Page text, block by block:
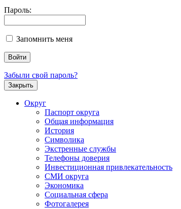
Пароль:
Запомнить меня
Забыли свой пароль?
Закрыть
Округ
Паспорт округа
Общая информация
История
Символика
Экстренные службы
Телефоны доверия
Инвестиционная привлекательность
СМИ округа
Экономика
Социальная сфера
Фотогалерея